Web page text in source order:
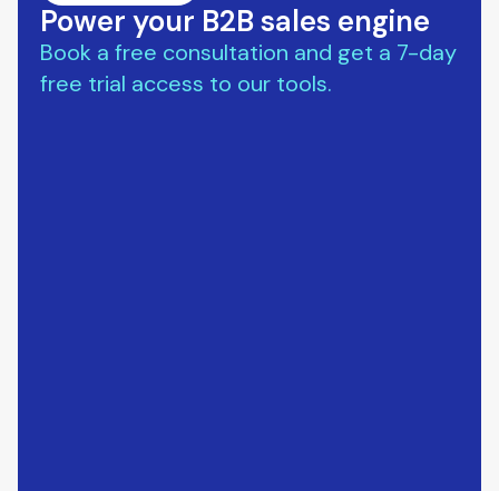
Power your B2B sales engine
Book a free consultation and get a 7-day
free trial access to our tools.